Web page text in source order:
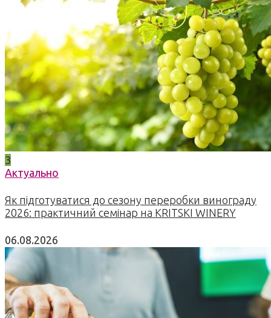
3
Актуально
Як підготуватися до сезону переробки винограду
2026: практичний семінар на KRITSKI WINERY
06.08.2026